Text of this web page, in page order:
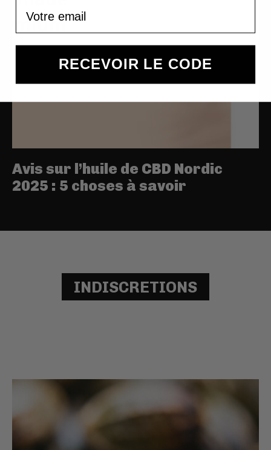
Avis sur l’huile de CBD Nordic
2025 : 5 choses à savoir
INDISCRETIONS
RECEVOIR LE CODE